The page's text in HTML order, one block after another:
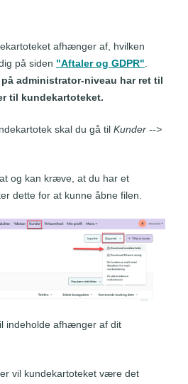
afhænger af, hvilken
på siden "Aftaler og GDPR"
administrator-niveau har ret til
til kundekartoteket.
skal du gå til Kunder -->
og kan kræve, at du har et
dette for at kunne åbne filen.
indeholde afhænger af dit
vil kundekartoteket være det